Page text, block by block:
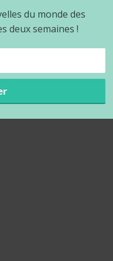
du monde des
deux semaines !